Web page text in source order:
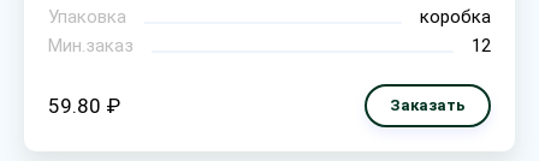
Упаковка
коробка
Мин.заказ
12
59.80 ₽ Заказать